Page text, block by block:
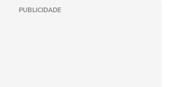
PUBLICIDADE